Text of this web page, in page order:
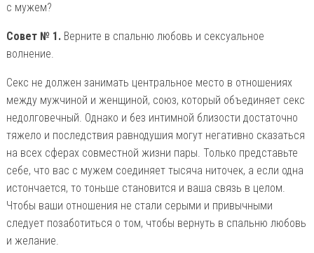
с мужем?
Совет № 1.Верните в спальню любовь и сексуальное
волнение.
Секс не должен занимать центральное место в отношениях
между мужчиной и женщиной, союз, который объединяет секс
недолговечный. Однако и без интимной близости достаточно
тяжело и последствия равнодушия могут негативно сказаться
на всех сферах совместной жизни пары. Только представьте
себе, что вас с мужем соединяет тысяча ниточек, а если одна
истончается, то тоньше становится и ваша связь в целом.
Чтобы ваши отношения не стали серыми и привычными
следует позаботиться о том, чтобы вернуть в спальню любовь
и желание.